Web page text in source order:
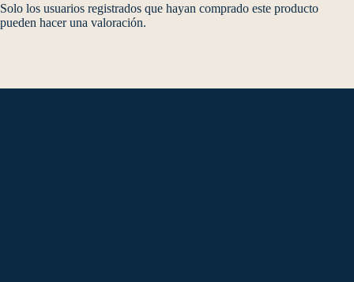
Solo los usuarios registrados que hayan comprado este producto
pueden hacer una valoración.